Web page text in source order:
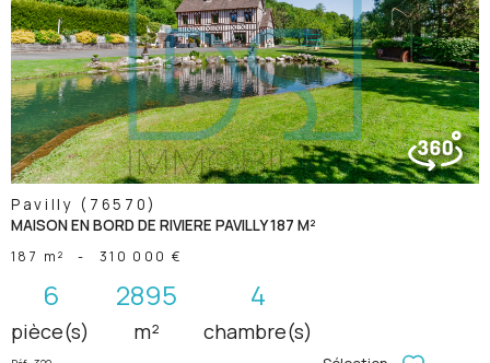
voir le
bien
Pavilly (76570)
MAISON EN BORD DE RIVIERE PAVILLY 187 M²
187 m² - 310 000 €
6
pièce(s)
2895
m²
4
chambre(s)